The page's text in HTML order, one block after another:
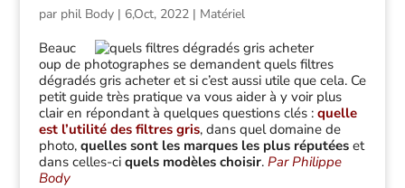
par phil Body| 6,Oct, 2022| Matériel
Beauc
oup de photographes se demandent quels filtres
dégradés gris acheter et si c’est aussi utile que cela. Ce
petit guide très pratique va vous aider à y voir plus
clair en répondant à quelques questions clés : quelle
est l’utilité des filtres gris, dans quel domaine de
photo, quelles sont les marques les plus réputéeset
dans celles-ci quels modèles choisir. Par Philippe
Body